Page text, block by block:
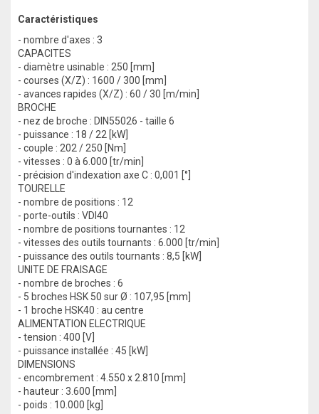
Caractéristiques
- nombre d'axes : 3
CAPACITES
- diamètre usinable : 250 [mm]
- courses (X/Z) : 1600 / 300 [mm]
- avances rapides (X/Z) : 60 / 30 [m/min]
BROCHE
- nez de broche : DIN55026 - taille 6
- puissance : 18 / 22 [kW]
- couple : 202 / 250 [Nm]
- vitesses : 0 à 6.000 [tr/min]
- précision d'indexation axe C : 0,001 [°]
TOURELLE
- nombre de positions : 12
- porte-outils : VDI40
- nombre de positions tournantes : 12
- vitesses des outils tournants : 6.000 [tr/min]
- puissance des outils tournants : 8,5 [kW]
UNITE DE FRAISAGE
- nombre de broches : 6
- 5 broches HSK 50 sur Ø : 107,95 [mm]
- 1 broche HSK40 : au centre
ALIMENTATION ELECTRIQUE
- tension : 400 [V]
- puissance installée : 45 [kW]
DIMENSIONS
- encombrement : 4.550 x 2.810 [mm]
- hauteur : 3.600 [mm]
- poids : 10.000 [kg]